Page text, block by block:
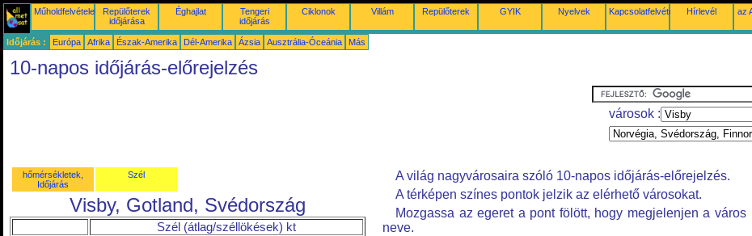
Műholdfelvételek
Repülőterek
időjárása
Éghajlat
Tengeri
időjárás
Ciklonok Villám Repülőterek GYIK Nyelvek Kapcsolatfelvétel Hírlevél az
Időjárás : Európa Afrika Észak-Amerika Dél-Amerika Ázsia Ausztrália-Óceánia Más
10-napos időjárás-előrejelzés
városok :
hőmérsékletek,
Időjárás
Szél
Visby, Gotland, Svédország
Szél (átlag/széllökések) kt
A világ nagyvárosaira szóló 10-napos időjárás-előrejelzés.
A térképen színes pontok jelzik az elérhető városokat.
Mozgassa az egeret a pont fölött, hogy megjelenjen a város
neve.